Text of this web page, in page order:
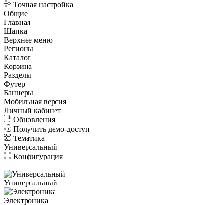
Точная настройка
Общие
Главная
Шапка
Верхнее меню
Регионы
Каталог
Корзина
Разделы
Футер
Баннеры
Мобильная версия
Личный кабинет
Обновления
Получить демо-доступ
Тематика
Универсальный
Конфигурация
—
Универсальный
Электроника